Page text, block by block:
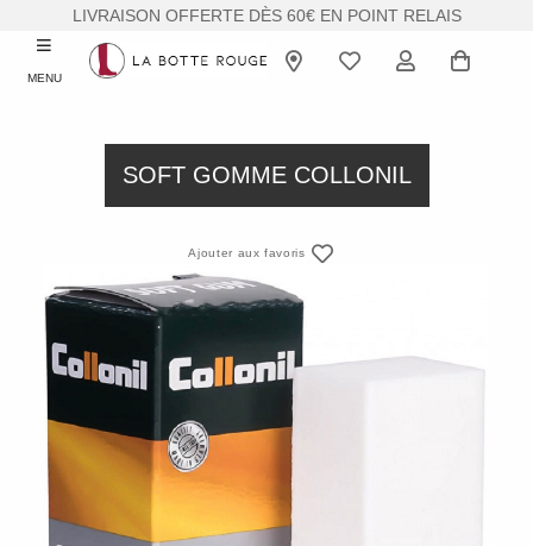
LIVRAISON OFFERTE DÈS 60€ EN POINT RELAIS
MENU
SOFT GOMME COLLONIL
Ajouter aux favoris